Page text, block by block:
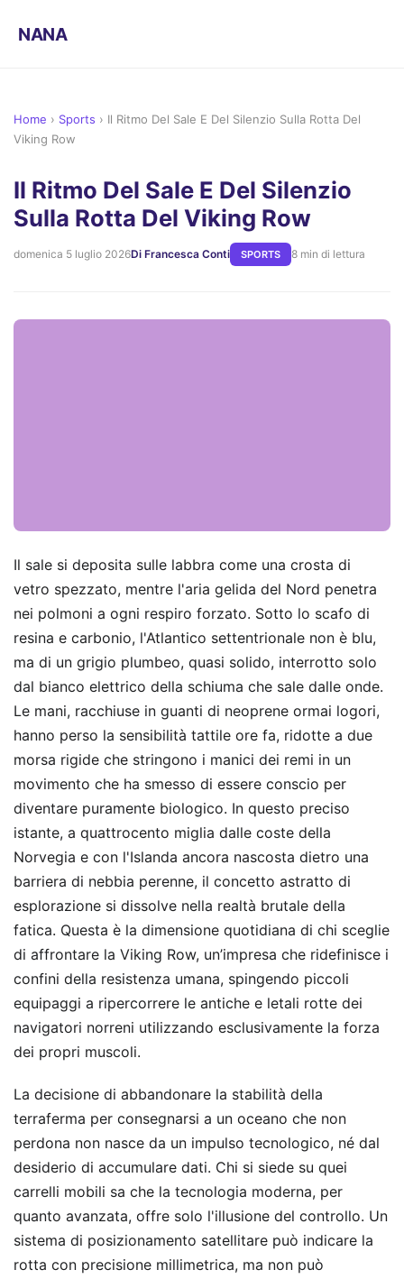
NANA
Home › Sports › Il Ritmo Del Sale E Del Silenzio Sulla Rotta Del
Viking Row
Il Ritmo Del Sale E Del Silenzio
Sulla Rotta Del Viking Row
domenica 5 luglio 2026Di Francesca Conti SPORTS 8 min di lettura
Il sale si deposita sulle labbra come una crosta di
vetro spezzato, mentre l'aria gelida del Nord penetra
nei polmoni a ogni respiro forzato. Sotto lo scafo di
resina e carbonio, l'Atlantico settentrionale non è blu,
ma di un grigio plumbeo, quasi solido, interrotto solo
dal bianco elettrico della schiuma che sale dalle onde.
Le mani, racchiuse in guanti di neoprene ormai logori,
hanno perso la sensibilità tattile ore fa, ridotte a due
morsa rigide che stringono i manici dei remi in un
movimento che ha smesso di essere conscio per
diventare puramente biologico. In questo preciso
istante, a quattrocento miglia dalle coste della
Norvegia e con l'Islanda ancora nascosta dietro una
barriera di nebbia perenne, il concetto astratto di
esplorazione si dissolve nella realtà brutale della
fatica. Questa è la dimensione quotidiana di chi sceglie
di affrontare la Viking Row, un’impresa che ridefinisce i
confini della resistenza umana, spingendo piccoli
equipaggi a ripercorrere le antiche e letali rotte dei
navigatori norreni utilizzando esclusivamente la forza
dei propri muscoli.
La decisione di abbandonare la stabilità della
terraferma per consegnarsi a un oceano che non
perdona non nasce da un impulso tecnologico, né dal
desiderio di accumulare dati. Chi si siede su quei
carrelli mobili sa che la tecnologia moderna, per
quanto avanzata, offre solo l'illusione del controllo. Un
sistema di posizionamento satellitare può indicare la
rotta con precisione millimetrica, ma non può